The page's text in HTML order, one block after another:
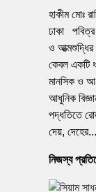
হাকীম মোঃ
ঢাকা
ও
কেবল একটি
মানসিক ও
আধুনিক
পদ্ধতিতে
দেয়, দেহের...
নিজস্ব